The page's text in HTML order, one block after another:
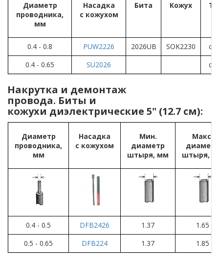
Диаметр
проводника,
мм
Насадка
с кожухом
Бита Кожух
0.4 - 0.8 PUW2226 2026UB SOK2230
0.4 - 0.65
SU2026
Накрутка и демонтаж
провода. Биты и
кожухи диэлектрические 5" (12.7 см):
Диаметр
проводника,
мм
Насадка
с кожухом
Мин.
диаметр
штыря, мм
Макс.
диаметр
штыря,
0.4 - 0.5 DFB2426 1.37
1.65
0.5 - 0.65
DFB224 1.37 1.85